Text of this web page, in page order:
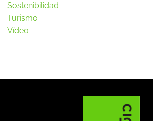
Sostenibilidad
Turismo
Vídeo